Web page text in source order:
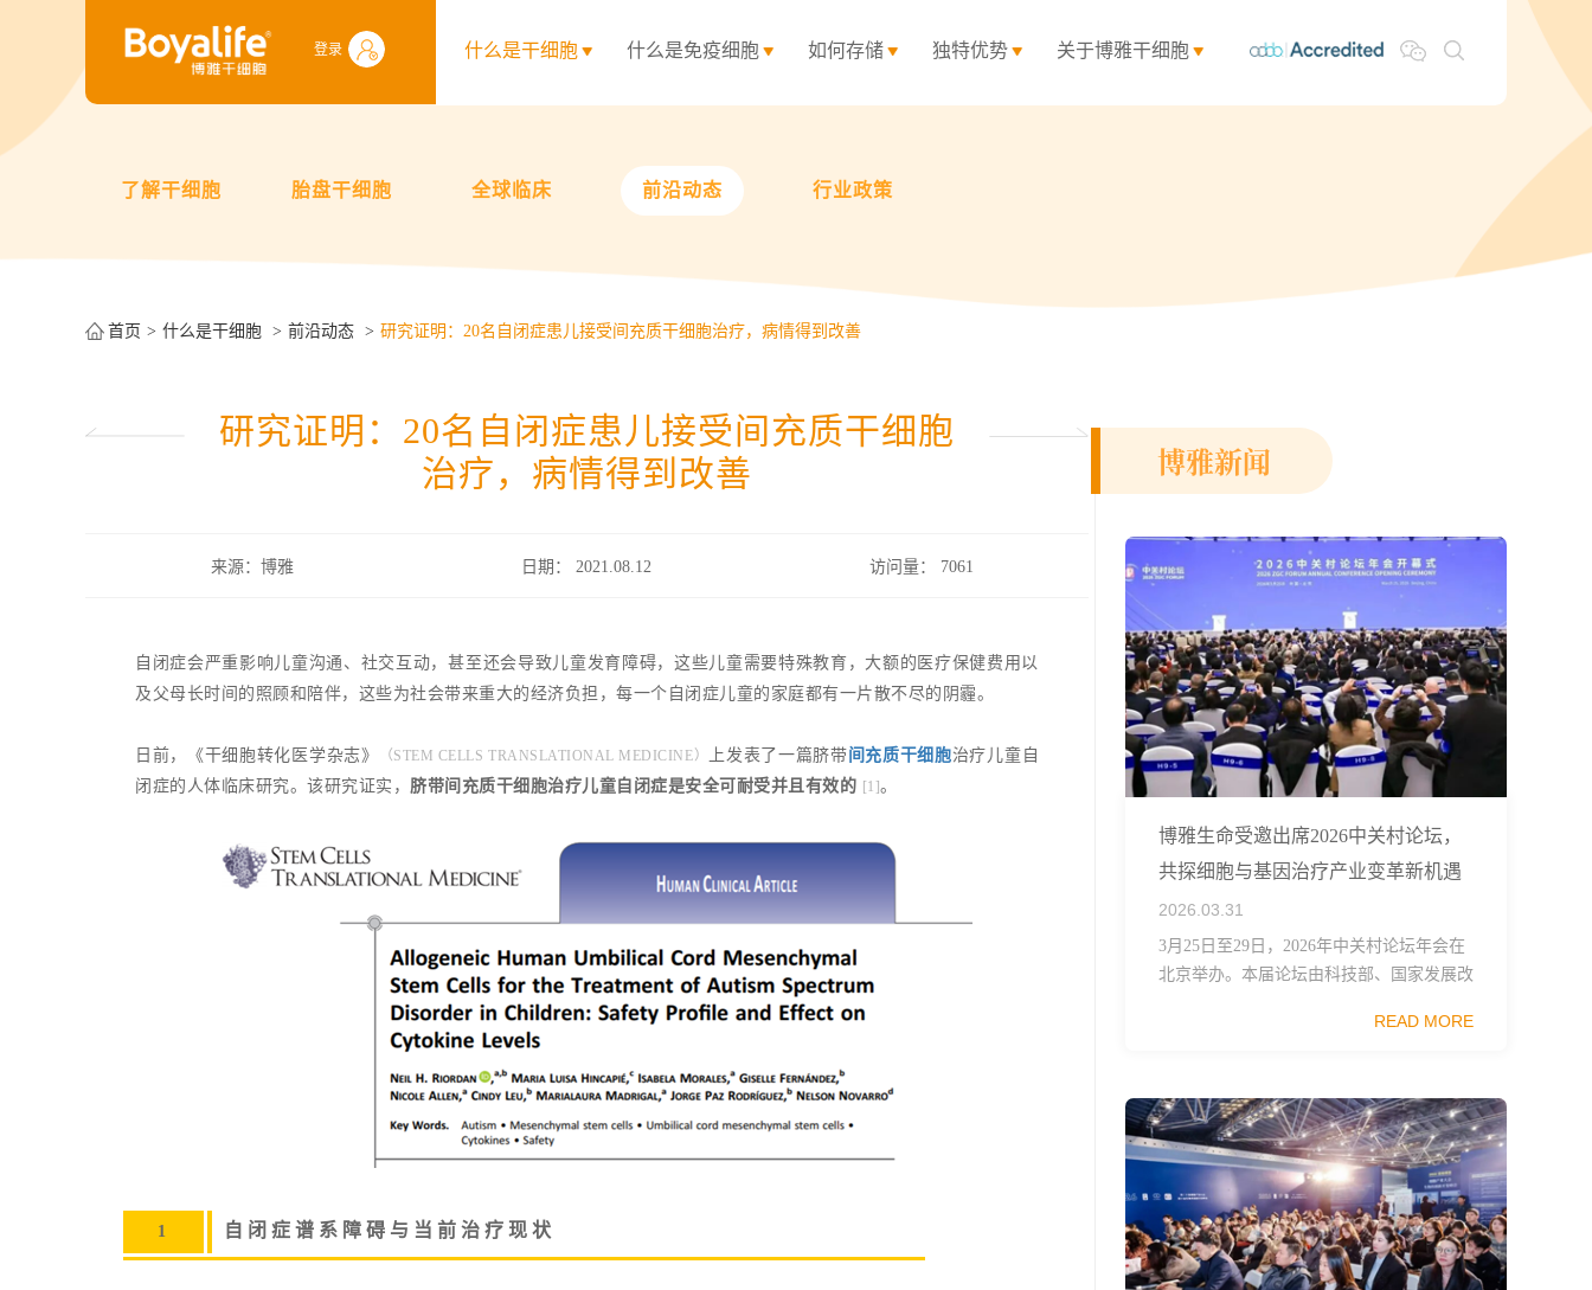
登录 什么是干细胞 什么是免疫细胞 如何存储 独特优势 关于博雅干细胞
了解干细胞 胎盘干细胞 全球临床 前沿动态 行业政策
首页 什么是干细胞 前沿动态 研究证明：20名自闭症患儿接受间充质干细胞治疗，病情得到改善
研究证明：20名自闭症患儿接受间充质干细胞
治疗，病情得到改善
来源：博雅 日期： 2021.08.12 访问量： 7061
自闭症会严重影响儿童沟通、社交互动，甚至还会导致儿童发育障碍，这些儿童需要特殊教育，大额的医疗保健费用以
及父母长时间的照顾和陪伴，这些为社会带来重大的经济负担，每一个自闭症儿童的家庭都有一片散不尽的阴霾。
日前，《干细胞转化医学杂志》 （STEM CELLS TRANSLATIONAL MEDICINE） 上发表了一篇脐带间充质干细胞治疗儿童自
闭症的人体临床研究。该研究证实， 脐带间充质干细胞治疗儿童自闭症是安全可耐受并且有效的 [1]。
1 自闭症谱系障碍与当前治疗现状
博雅新闻
博雅生命受邀出席2026中关村论坛，
共探细胞与基因治疗产业变革新机遇
2026.03.31
3月25日至29日，2026年中关村论坛年会在
北京举办。本届论坛由科技部、国家发展改
国科学院、中国工程院、中国科协和北京市
READ MORE